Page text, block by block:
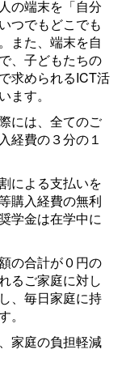
の端末を「自分
つでもどこでも
また、端末を自
、子どもたちの
求められるICT活
す。
には、全てのご
経費の３分の１
による支払いを
購入経費の無利
学金は在学中に
の合計が０円の
るご家庭に対し
、毎日家庭に持
家庭の負担軽減